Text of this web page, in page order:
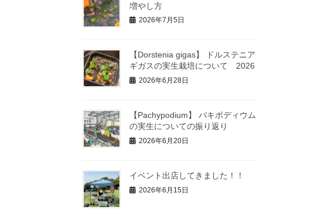
増やし方
2026年7月5日
【Dorstenia gigas】 ドルステニア
ギガスの実生栽培について 2026
2026年6月28日
【Pachypodium】 パキポディウム
の実生についての振り返り
2026年6月20日
イベント出店してきました！！
2026年6月15日